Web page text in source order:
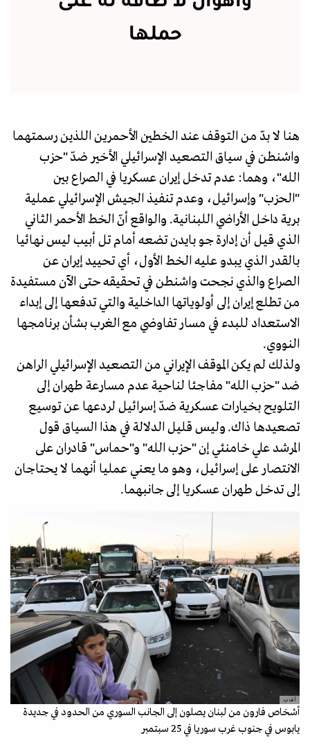
حملها
هنا لا بدّ من التوقف عند الخطين الأحمرين اللذين رسمتهما
واشنطن في سياق التصعيد الإسرائيلي الأخير ضدّ "حزب
الله"، وهما: عدم تدخل إيران عسكريا في الصراع بين
"الحزب" وإسرائيل، وعدم تنفيذ الجيش الإسرائيلي عملية
برية داخل الأراضي اللبنانية. والواقع أنّ الخط الأحمر الثاني
الذي قيل أن إدارة جو بايدن تضعه أمام تل أبيب ليس نهائيا
بالقدر الذي يبدو عليه الخط الأول، أي تحييد إيران عن
الصراع والذي نجحت واشنطن في تحقيقه حتى الآن مستفيدة
من تطلع إيران إلى أولوياتها الداخلية والتي تدفعها إلى إبداء
الاستعداد للبدء في مسار تفاوضي مع الغرب بشأن برنامجها
النووي.
ولذلك لم يكن الموقف الإيراني من التصعيد الإسرائيلي الراهن
ضد "حزب الله" مفاجئا لناحية عدم مسارعة طهران إلى
التلويح بخيارات عسكرية ضدّ إسرائيل لردعها عن توسيع
تصعيدها ذاك. وليس قليل الدلالة في هذا السياق قول
المرشد علي خامنئي إن "حزب الله" و"حماس" قادران على
الانتصار على إسرائيل، وهو ما يعني عمليا أنهما لا يحتاجان
إلى تدخل طهران عسكريا إلى جانبهما.
أ ف ب
أشخاص فارون من لبنان يصلون إلى الجانب السوري من الحدود في جديدة
يابوس في جنوب غرب سوريا في 25 سبتمبر